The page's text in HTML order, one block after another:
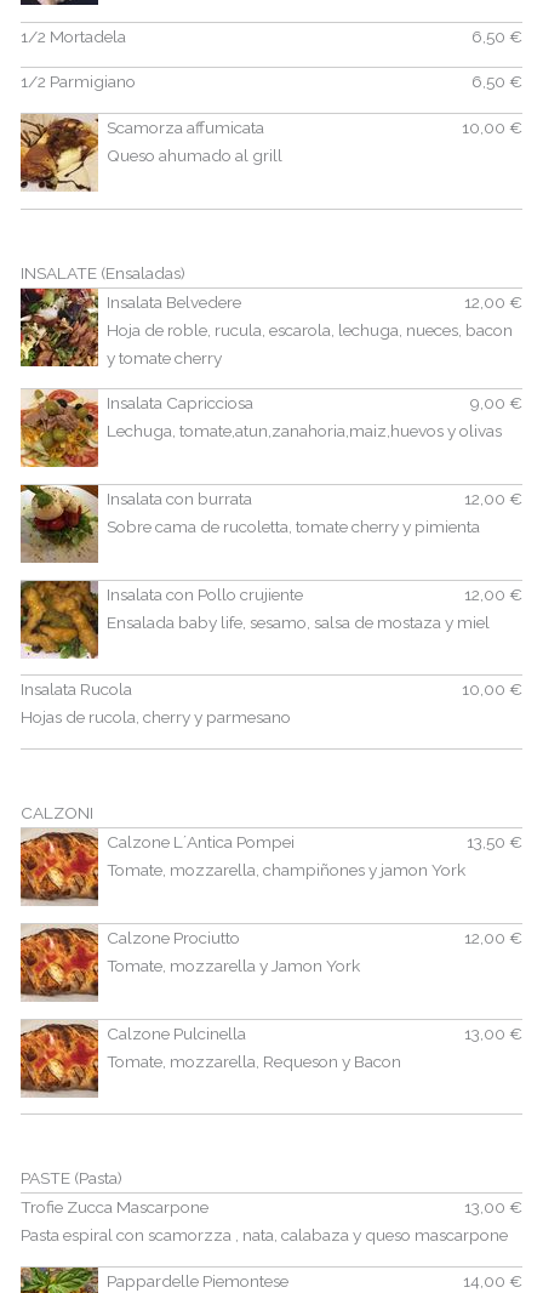
1/2 Mortadela 6,50 €
1/2 Parmigiano 6,50 €
Scamorza affumicata
10,00 €
Queso ahumado al grill
INSALATE (Ensaladas)
Insalata Belvedere
12,00 €
Hoja de roble, rucula, escarola, lechuga, nueces, bacon
y tomate cherry
Insalata Capricciosa
9,00 €
Lechuga, tomate,atun,zanahoria,maiz,huevos y olivas
Insalata con burrata
12,00 €
Sobre cama de rucoletta, tomate cherry y pimienta
Insalata con Pollo crujiente
12,00 €
Ensalada baby life, sesamo, salsa de mostaza y miel
Insalata Rucola
10,00 €
Hojas de rucola, cherry y parmesano
CALZONI
Calzone L´Antica Pompei
13,50 €
Tomate, mozzarella, champiñones y jamon York
Calzone Prociutto
12,00 €
Tomate, mozzarella y Jamon York
Calzone Pulcinella
13,00 €
Tomate, mozzarella, Requeson y Bacon
PASTE (Pasta)
Trofie Zucca Mascarpone
13,00 €
Pasta espiral con scamorzza , nata, calabaza y queso mascarpone
Pappardelle Piemontese
14,00 €